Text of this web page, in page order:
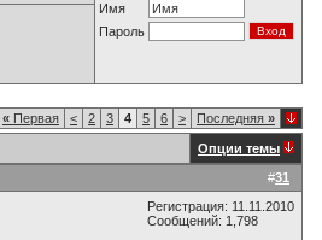
Имя
Пароль
« Первая < 2 3 4 5 6 > Последняя »
Опции темы
#31
Регистрация: 11.11.2010
Сообщений: 1,798